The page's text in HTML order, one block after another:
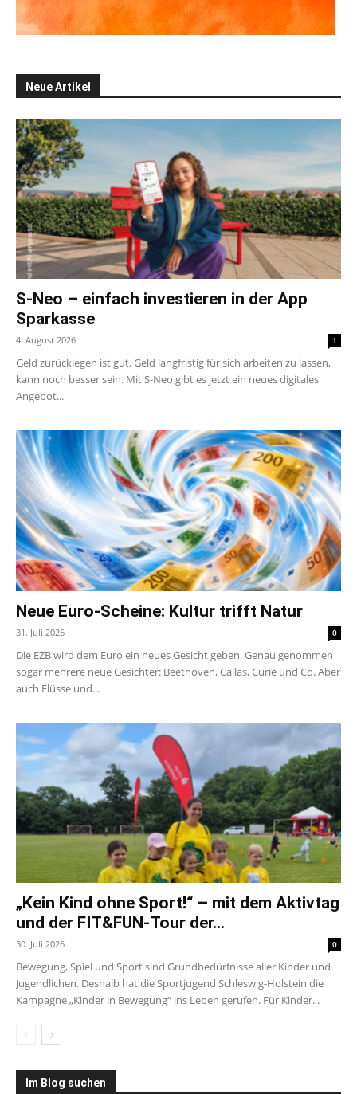
Neue Artikel
S-Neo – einfach investieren in der App
Sparkasse
4. August 2026 1
Geld zurücklegen ist gut. Geld langfristig für sich arbeiten zu lassen,
kann noch besser sein. Mit S-Neo gibt es jetzt ein neues digitales
Angebot...
Neue Euro-Scheine: Kultur trifft Natur
31. Juli 2026 0
Die EZB wird dem Euro ein neues Gesicht geben. Genau genommen
sogar mehrere neue Gesichter: Beethoven, Callas, Curie und Co. Aber
auch Flüsse und...
„Kein Kind ohne Sport!“ – mit dem Aktivtag
und der FIT&FUN-Tour der...
30. Juli 2026 0
Bewegung, Spiel und Sport sind Grundbedürfnisse aller Kinder und
Jugendlichen. Deshalb hat die Sportjugend Schleswig-Holstein die
Kampagne „Kinder in Bewegung“ ins Leben gerufen. Für Kinder...
Im Blog suchen